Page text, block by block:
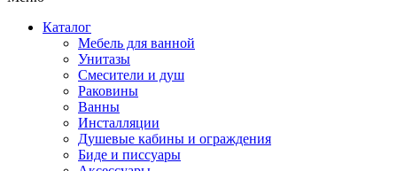
Каталог
Мебель для ванной
Унитазы
Смесители и душ
Раковины
Ванны
Инсталляции
Душевые кабины и ограждения
Биде и писсуары